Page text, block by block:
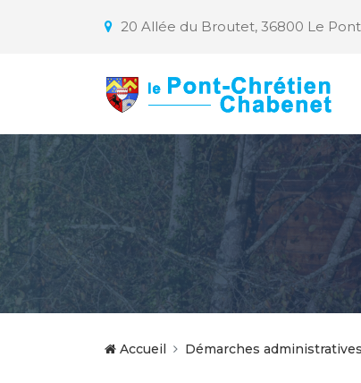
20 Allée du Broutet, 36800 Le
Accueil Démarches administratives